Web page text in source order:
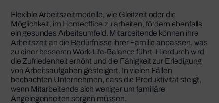
Flexible Arbeitszeitmodelle, wie Gleitzeit oder die
Möglichkeit, im Homeoffice zu arbeiten, fördern ebenfalls
ein gesundes Arbeitsumfeld. Mitarbeitende können ihre
Arbeitszeit an die Bedürfnisse ihrer Familie anpassen, was
zu einer besseren Work-Life-Balance führt. Hierdurch wird
die Zufriedenheit erhöht und die Fähigkeit zur Erledigung
von Arbeitsaufgaben gesteigert. In vielen Fällen
beobachten Unternehmen, dass die Produktivität steigt,
wenn Mitarbeitende sich weniger um familiäre
Angelegenheiten sorgen müssen.